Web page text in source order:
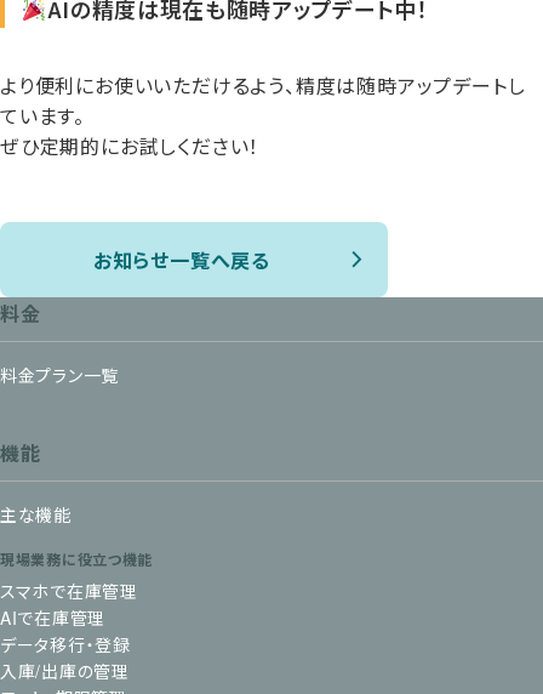
AIの精度は現在も随時アップデート中！
より便利にお使いいただけるよう、精度は随時アップデートし
ています。
ぜひ定期的にお試しください！
お知らせ一覧へ戻る
料金
料金プラン一覧
機能
主な機能
現場業務に役立つ機能
スマホで在庫管理
AIで在庫管理
データ移行・登録
入庫/出庫の管理